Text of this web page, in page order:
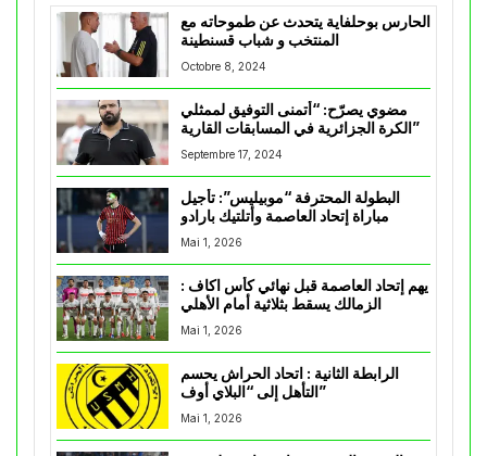
الحارس بوحلفاية يتحدث عن طموحاته مع
المنتخب و شباب قسنطينة
Octobre 8, 2024
مضوي يصرّح: “أتمنى التوفيق لممثلي
الكرة الجزائرية في المسابقات القارية”
Septembre 17, 2024
البطولة المحترفة “موبيليس”: تأجيل
مباراة إتحاد العاصمة وأتلتيك بارادو
Mai 1, 2026
يهم إتحاد العاصمة قبل نهائي كأس اكاف :
Mai 1, 2026
الرابطة الثانية : اتحاد الحراش يحسم
التأهل إلى “البلاي أوف”
Mai 1, 2026